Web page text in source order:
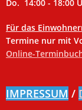
Do. 14:00 - 18:00
Für das
Termine nur mit
Online-
IMPRESSUM /